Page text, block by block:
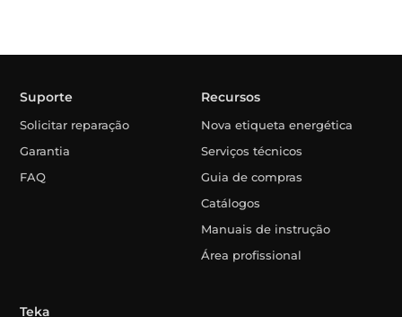
Suporte
Solicitar reparação
Garantia
FAQ
Recursos
Nova etiqueta energética
Serviços técnicos
Guia de compras
Catálogos
Manuais de instrução
Área profissional
Teka